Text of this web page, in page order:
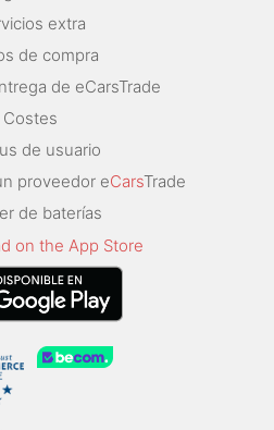
extra
de compra
de eCarsTrade
Costes
de usuario
proveedor eCarsTrade
de baterías